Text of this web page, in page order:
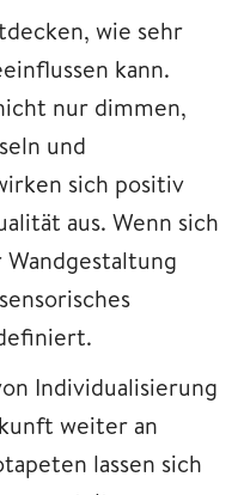
wie sehr
kann.
nur dimmen,
und
sich positiv
aus. Wenn sich
Individualisierung
weiter an
lassen sich